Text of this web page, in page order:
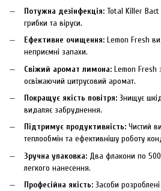
Потужна дезінфекція: Total Killer Bact
грибки та віруси.
Ефективне очищення: Lemon Fresh
неприємні запахи.
Свіжий аромат лимона: Lemon Fresh
освіжаючий цитрусовий аромат.
Покращує якість повітря: Знищує
видаляє забруднення.
Підтримує продуктивність: Чистий
теплообмін та ефективнішу роботу
Зручна упаковка: Два флакони по
легкого нанесення.
Професійна якість: Засоби